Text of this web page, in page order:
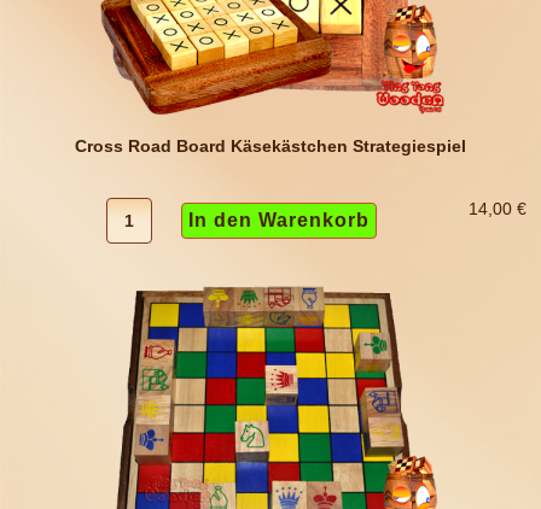
Cross Road Board Käsekästchen Strategiespiel
14,00 €